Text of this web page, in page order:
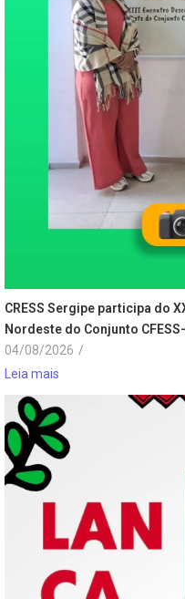
CRESS Sergipe participa do
Nordeste do Conjunto CFESS-
04/08/2026 /
Leia mais